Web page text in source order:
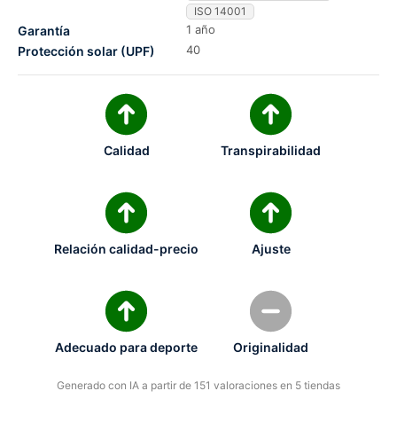
ISO 14001
Garantía 1 año
Protección solar (UPF) 40
Calidad Transpirabilidad
Relación calidad-precio Ajuste
Adecuado para deporte Originalidad
Generado con IA a partir de 151 valoraciones en 5 tiendas